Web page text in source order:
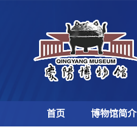
首页 博物馆简介